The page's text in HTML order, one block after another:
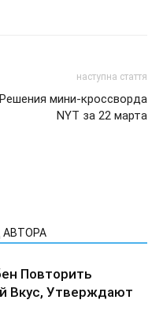
наступна стаття
Решения мини-кроссворда
NYT за 22 марта
АВТОРА
Повторить
Вкус, Утверждают